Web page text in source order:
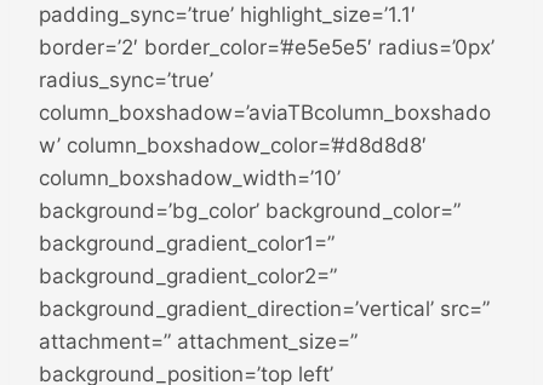
padding_sync=’true’ highlight_size=’1.1′
border=’2′ border_color=’#e5e5e5′ radius=’0px’
radius_sync=’true’
column_boxshadow=’aviaTBcolumn_boxshado
w’ column_boxshadow_color=’#d8d8d8′
column_boxshadow_width=’10’
background=’bg_color’ background_color=”
background_gradient_color1=”
background_gradient_color2=”
background_gradient_direction=’vertical’ src=”
attachment=” attachment_size=”
background_position=’top left’